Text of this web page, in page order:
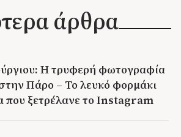
άρθρα
Η τρυφερή φωτογραφία
Πάρο – Το λευκό φορμάκι
που ξετρέλανε το Instagram